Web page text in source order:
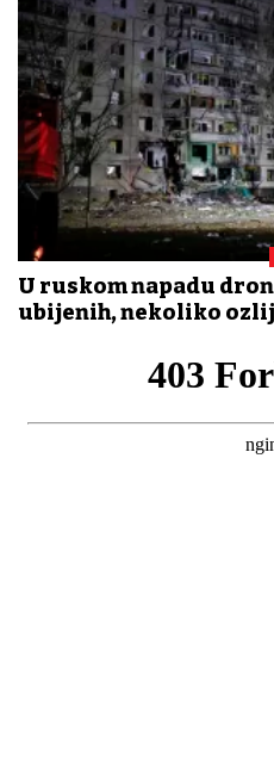
U ruskom napadu
ubijenih, nekoliko